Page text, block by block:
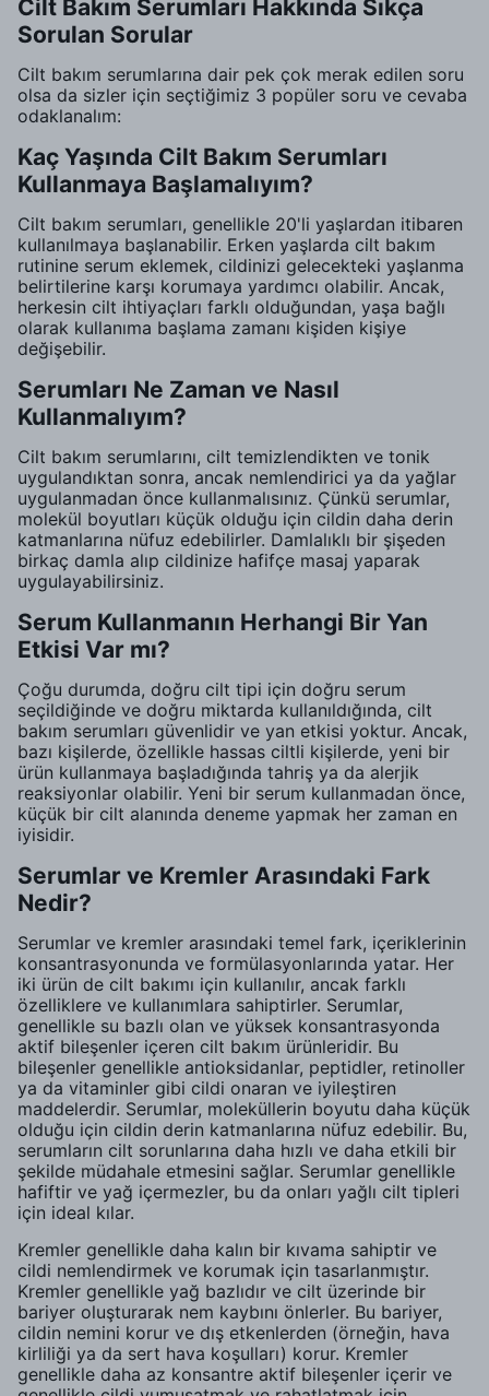
Cilt Bakım Serumları Hakkında Sıkça
Sorulan Sorular
Cilt bakım serumlarına dair pek çok merak edilen soru
olsa da sizler için seçtiğimiz 3 popüler soru ve cevaba
odaklanalım:
Kaç Yaşında Cilt Bakım Serumları
Kullanmaya Başlamalıyım?
Cilt bakım serumları, genellikle 20'li yaşlardan itibaren
kullanılmaya başlanabilir. Erken yaşlarda cilt bakım
rutinine serum eklemek, cildinizi gelecekteki yaşlanma
belirtilerine karşı korumaya yardımcı olabilir. Ancak,
herkesin cilt ihtiyaçları farklı olduğundan, yaşa bağlı
olarak kullanıma başlama zamanı kişiden kişiye
değişebilir.
Serumları Ne Zaman ve Nasıl
Kullanmalıyım?
Cilt bakım serumlarını, cilt temizlendikten ve tonik
uygulandıktan sonra, ancak nemlendirici ya da yağlar
uygulanmadan önce kullanmalısınız. Çünkü serumlar,
molekül boyutları küçük olduğu için cildin daha derin
katmanlarına nüfuz edebilirler. Damlalıklı bir şişeden
birkaç damla alıp cildinize hafifçe masaj yaparak
uygulayabilirsiniz.
Serum Kullanmanın Herhangi Bir Yan
Etkisi Var mı?
Çoğu durumda, doğru cilt tipi için doğru serum
seçildiğinde ve doğru miktarda kullanıldığında, cilt
bakım serumları güvenlidir ve yan etkisi yoktur. Ancak,
bazı kişilerde, özellikle hassas ciltli kişilerde, yeni bir
ürün kullanmaya başladığında tahriş ya da alerjik
reaksiyonlar olabilir. Yeni bir serum kullanmadan önce,
küçük bir cilt alanında deneme yapmak her zaman en
iyisidir.
Serumlar ve Kremler Arasındaki Fark
Nedir?
Serumlar ve kremler arasındaki temel fark, içeriklerinin
konsantrasyonunda ve formülasyonlarında yatar. Her
iki ürün de cilt bakımı için kullanılır, ancak farklı
özelliklere ve kullanımlara sahiptirler. Serumlar,
genellikle su bazlı olan ve yüksek konsantrasyonda
aktif bileşenler içeren cilt bakım ürünleridir. Bu
bileşenler genellikle antioksidanlar, peptidler, retinoller
ya da vitaminler gibi cildi onaran ve iyileştiren
maddelerdir. Serumlar, moleküllerin boyutu daha küçük
olduğu için cildin derin katmanlarına nüfuz edebilir. Bu,
serumların cilt sorunlarına daha hızlı ve daha etkili bir
şekilde müdahale etmesini sağlar. Serumlar genellikle
hafiftir ve yağ içermezler, bu da onları yağlı cilt tipleri
için ideal kılar.
Kremler genellikle daha kalın bir kıvama sahiptir ve
cildi nemlendirmek ve korumak için tasarlanmıştır.
Kremler genellikle yağ bazlıdır ve cilt üzerinde bir
bariyer oluşturarak nem kaybını önlerler. Bu bariyer,
cildin nemini korur ve dış etkenlerden (örneğin, hava
kirliliği ya da sert hava koşulları) korur. Kremler
genellikle daha az konsantre aktif bileşenler içerir ve